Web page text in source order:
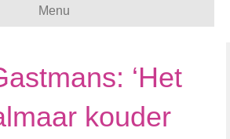
Menu
‘Het
kouder